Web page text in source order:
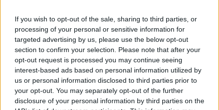
If you wish to opt-out of the sale, sharing to third parties, or
processing of your personal or sensitive information for
targeted advertising by us, please use the below opt-out
section to confirm your selection. Please note that after your
opt-out request is processed you may continue seeing
interest-based ads based on personal information utilized by
us or personal information disclosed to third parties prior to
your opt-out. You may separately opt-out of the further
disclosure of your personal information by third parties on the
TEMI:
Comune Di Loiri Porto San Paolo
Coronavirus Loiri Porto San Paolo
Francesco Lai
Notizie in tempo reale?
Entra nel canale telegram di
GalluraOggi.it